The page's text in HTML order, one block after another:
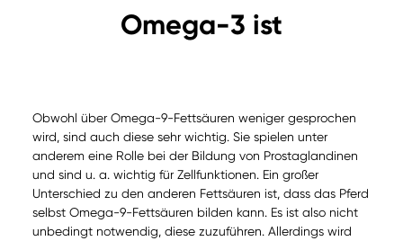
Omega-3 ist
Obwohl über Omega-9-Fettsäuren weniger gesprochen
wird, sind auch diese sehr wichtig. Sie spielen unter
anderem eine Rolle bei der Bildung von Prostaglandinen
und sind u. a. wichtig für Zellfunktionen. Ein großer
Unterschied zu den anderen Fettsäuren ist, dass das Pferd
selbst Omega-9-Fettsäuren bilden kann. Es ist also nicht
unbedingt notwendig, diese zuzuführen. Allerdings wird